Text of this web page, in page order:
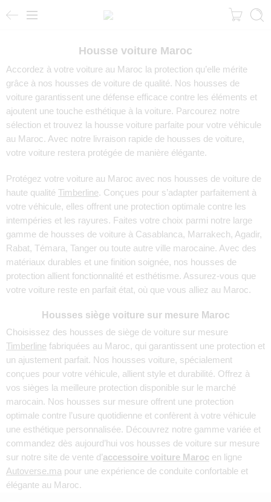
Housse voiture Maroc
Accordez à votre voiture au Maroc la protection qu’elle mérite
grâce à nos housses de voiture de qualité. Nos housses de
voiture garantissent une défense efficace contre les éléments et
ajoutent une touche esthétique à la voiture. Parcourez notre
sélection et trouvez la housse voiture parfaite pour votre véhicule
au Maroc. Avec notre livraison rapide de housses de voiture,
votre voiture restera protégée de manière élégante.
Protégez votre voiture au Maroc avec nos housses de voiture de
haute qualité Timberline. Conçues pour s’adapter parfaitement à
votre véhicule, elles offrent une protection optimale contre les
intempéries et les rayures. Faites votre choix parmi notre large
gamme de housses de voiture à Casablanca, Marrakech, Agadir,
Rabat, Témara, Tanger ou toute autre ville marocaine. Avec des
matériaux durables et une finition soignée, nos housses de
protection allient fonctionnalité et esthétisme. Assurez-vous que
votre voiture reste en parfait état, où que vous alliez au Maroc.
Housses siège voiture sur mesure Maroc
Choisissez des housses de siège de voiture sur mesure
Timberline fabriquées au Maroc, qui garantissent une protection et
un ajustement parfait. Nos housses voiture, spécialement
conçues pour votre véhicule, allient style et durabilité. Offrez à
vos sièges la meilleure protection disponible sur le marché
marocain. Nos housses sur mesure offrent une protection
optimale contre l’usure quotidienne et confèrent à votre véhicule
une esthétique personnalisée. Découvrez notre gamme variée et
commandez dès aujourd’hui vos housses de voiture sur mesure
sur notre site de vente d’accessoire voiture Maroc en ligne
Autoverse.ma pour une expérience de conduite confortable et
élégante au Maroc.